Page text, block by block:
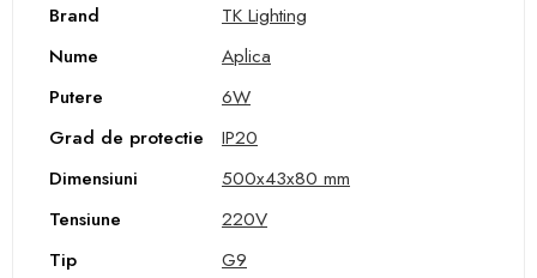
Brand
TK Lighting
Nume
Aplica
Putere
6W
Grad de protectie
IP20
Dimensiuni
500x43x80 mm
Tensiune
220V
Tip
G9